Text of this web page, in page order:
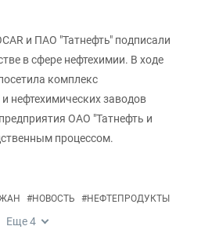
и ПАО "Татнефть" подписали
в сфере нефтехимии. В ходе
комплекс
нефтехимических заводов
ОАО "Татнефть и
процессом.
#НОВОСТЬ #НЕФТЕПРОДУКТЫ
Еще4